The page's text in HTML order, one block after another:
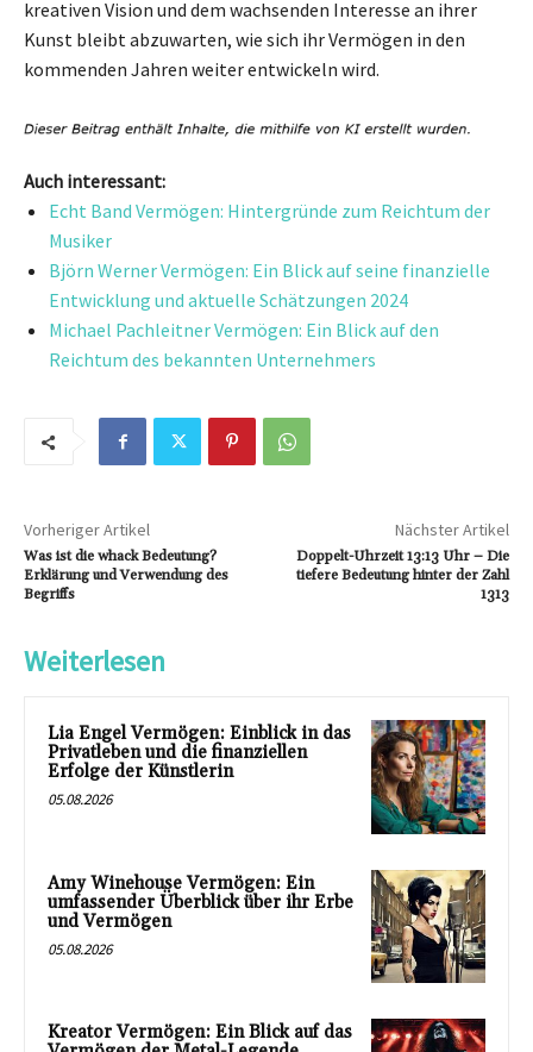
kreativen Vision und dem wachsenden Interesse an ihrer
Kunst bleibt abzuwarten, wie sich ihr Vermögen in den
kommenden Jahren weiter entwickeln wird.
Auch interessant:
Echt Band Vermögen: Hintergründe zum Reichtum der
Musiker
Björn Werner Vermögen: Ein Blick auf seine finanzielle
Entwicklung und aktuelle Schätzungen 2024
Michael Pachleitner Vermögen: Ein Blick auf den
Reichtum des bekannten Unternehmers
Vorheriger Artikel
Was ist die whack Bedeutung?
Erklärung und Verwendung des
Begriffs
Nächster Artikel
Doppelt-Uhrzeit 13:13 Uhr – Die
tiefere Bedeutung hinter der Zahl
1313
Weiterlesen
Lia Engel Vermögen: Einblick in das
Privatleben und die finanziellen
Erfolge der Künstlerin
05.08.2026
Amy Winehouse Vermögen: Ein
umfassender Überblick über ihr Erbe
und Vermögen
05.08.2026
Kreator Vermögen: Ein Blick auf das